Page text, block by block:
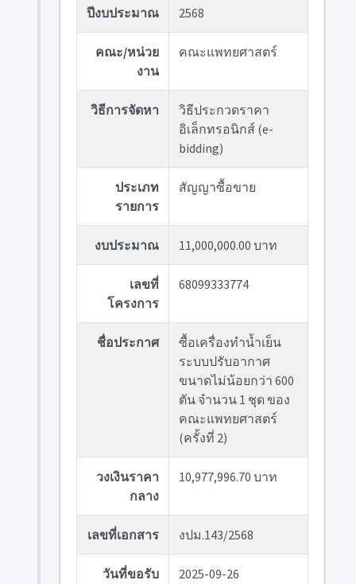
ปีงบประมาณ 2568
คณะ/หน่วย
งาน
คณะแพทยศาสตร์
วิธีการจัดหา
วิธีประกวดราคา
อิเล็กทรอนิกส์ (e-
bidding)
ประเภท
รายการ
สัญญาซื้อขาย
งบประมาณ 11,000,000.00 บาท
เลขที่
โครงการ
68099333774
ชื่อประกาศ
ซื้อเครื่องทำน้ำเย็น
ระบบปรับอากาศ
ขนาดไม่น้อยกว่า 600
ตัน จำนวน 1 ชุด ของ
คณะแพทยศาสตร์
(ครั้งที่ 2)
วงเงินราคา
กลาง
10,977,996.70 บาท
เลขที่เอกสาร งปม.143/2568
วันที่ขอรับ 2025-09-26